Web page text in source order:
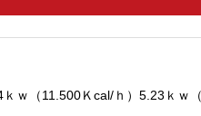
ｗ（11.500Ｋcal/ｈ）5.23ｋｗ